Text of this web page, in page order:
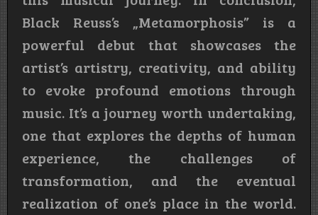
Black Reuss’s „Metamorphosis” is a
powerful debut that showcases the
artist’s artistry, creativity, and ability
to evoke profound emotions through
music. It’s a journey worth undertaking,
one that explores the depths of human
experience, the challenges of
transformation, and the eventual
realization of one’s place in the world.